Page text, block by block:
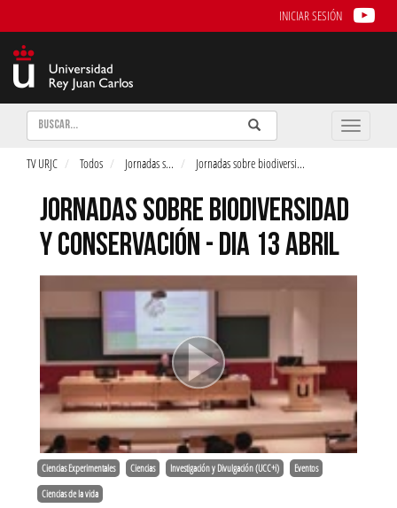
INICIAR SESIÓN
Buscar Enviar
Buscar
Toggle
TV URJC Todos Jornadas s... Jornadas sobre biodiversi...
JORNADAS SOBRE BIODIVERSIDAD
Y CONSERVACIÓN - DIA 13 ABRIL
Ciencias Experimentales Ciencias Investigación y Divulgación (UCC+i) Eventos
Ciencias de la vida